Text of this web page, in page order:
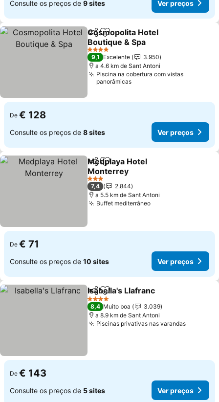
Consulte os preços de 9 sites Ver preços
PartilharAdicionar aos favoritos
Cosmopolita Hotel
Boutique & Spa
4 Estrelas
9,1 Excelente
3.950
a 4.6 km de Sant Antoni
Piscina na cobertura com vistas
panorâmicas
De € 128
Consulte os preços de 8 sites Ver preços
PartilharAdicionar aos favoritos
Medplaya Hotel
Monterrey
3 Estrelas
7,4
2.844
a 5.5 km de Sant Antoni
Buffet mediterrâneo
De € 71
Consulte os preços de 10 sites Ver preços
PartilharAdicionar aos favoritos
Isabella's Llafranc
4 Estrelas
8,4 Muito boa
3.039
a 8.9 km de Sant Antoni
Piscinas privativas nas varandas
De € 143
Consulte os preços de 5 sites Ver preços